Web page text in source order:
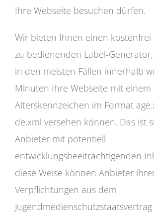
Ihre Webseite besuchen dürfen.
Wir bieten Ihnen einen kostenfrei
zu bedienenden Label-
in den meisten Fällen innerhalb
Minuten Ihre Webseite mit einem
Alterskennzeichen im Format
de.xml versehen können. Das ist
Anbieter mit potentiell
entwicklungsbeeiträchtigenden
diese Weise können Anbieter
Verpflichtungen aus dem
Jugendmedienschutzstaatsvertrag